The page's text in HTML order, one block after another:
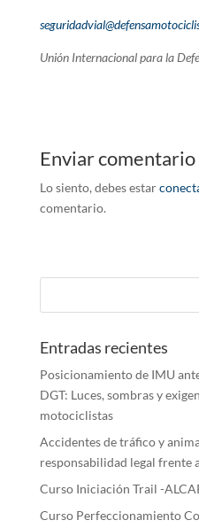
Unión Internacional para la
Enviar comentario
Lo siento, debes estar
comentario.
Entradas recientes
Posicionamiento de IMU
DGT: Luces, sombras y
motociclistas
Accidentes de tráfico y
responsabilidad legal frente
Curso Iniciación Trail -
Curso Perfeccionamiento